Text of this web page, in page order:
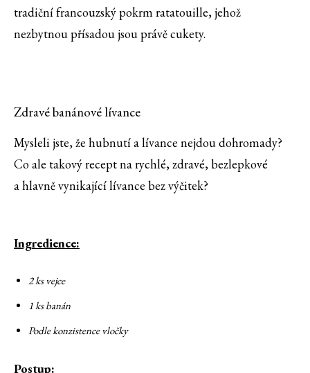
tradiční francouzský pokrm ratatouille, jehož
nezbytnou přísadou jsou právě cukety.
Zdravé banánové lívance
Mysleli jste, že hubnutí a lívance nejdou dohromady?
Co ale takový recept na rychlé, zdravé, bezlepkové
a hlavně vynikající lívance bez výčitek?
Ingredience:
2 ks vejce
1 ks banán
Podle konzistence vločky
Postup: